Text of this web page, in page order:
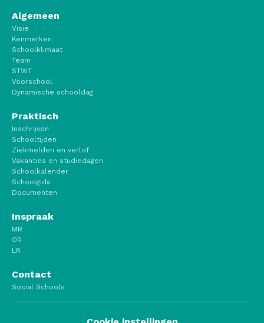
Algemeen
Visie
Kenmerken
Schoolklimaat
Team
STWT
Voorschool
Dynamische schooldag
Praktisch
Inschrijven
Schooltijden
Ziekmelden en verlof
Vakanties en studiedagen
Schoolkalender
Schoolgids
Documenten
Inspraak
MR
OR
LR
Contact
Social Schools